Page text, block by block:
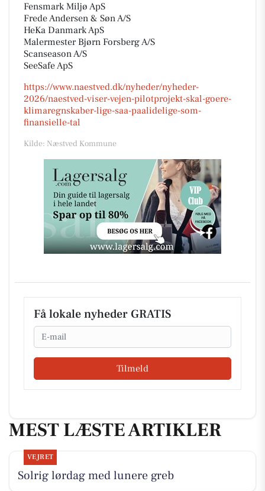
Fensmark Miljø ApS
Frede Andersen & Søn A/S
HeKa Danmark ApS
Malermester Bjørn Forsberg A/S
Scanseason A/S
SeeSafe ApS
https://www.naestved.dk/nyheder/nyheder-
2026/naestved-viser-vejen-pilotprojekt-skal-goere-
klimaregnskaber-lige-saa-paalidelige-som-
finansielle-tal
Kilde: Næstved Kommune
Få lokale nyheder GRATIS
Email
Tilmeld
MEST LÆSTE ARTIKLER
VEJRET
Solrig lørdag med lunere greb